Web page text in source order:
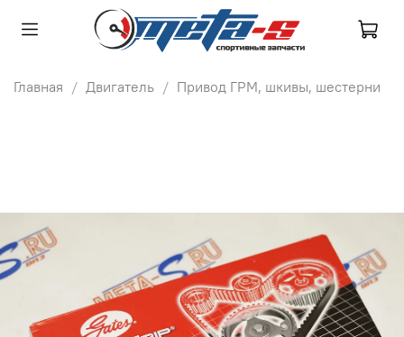
Главная Двигатель Привод ГРМ, шкивы, шестерни